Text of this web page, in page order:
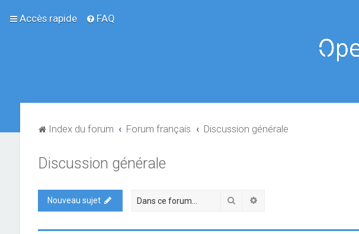
Accès rapide FAQ
Index du forum Forum français Discussion générale
Discussion générale
Nouveau sujet Rechercher